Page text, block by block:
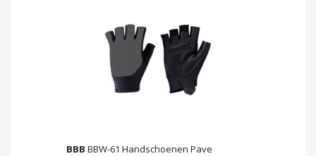
BBB BBW-61 Handschoenen Pave